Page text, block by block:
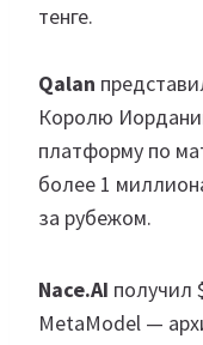
тенге.
Qalan
Королю
платформу по
более 1
за рубежом.
Nace.AI получил
MetaModel —